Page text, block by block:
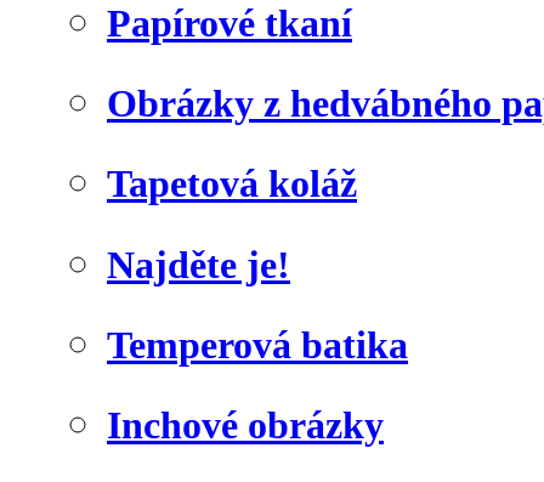
Papírové tkaní
Obrázky z hedvábného
Tapetová koláž
Najděte je!
Temperová batika
Inchové obrázky